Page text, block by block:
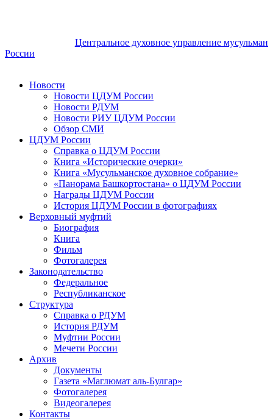
Центральное духовное управление мусульман
России
Новости
Новости ЦДУМ России
Новости РДУМ
Новости РИУ ЦДУМ России
Обзор СМИ
ЦДУМ России
Справка о ЦДУМ России
Книга «Исторические очерки»
Книга «Мусульманское духовное собрание»
«Панорама Башкортостана» о ЦДУМ России
Награды ЦДУМ России
История ЦДУМ России в фотографиях
Верховный муфтий
Биография
Книга
Фильм
Фотогалерея
Законодательство
Федеральное
Республиканское
Структура
Справка о РДУМ
История РДУМ
Муфтии России
Мечети России
Архив
Документы
Газета «Маглюмат аль-Булгар»
Фотогалерея
Видеогалерея
Контакты